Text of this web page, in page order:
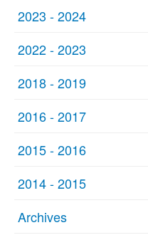
2023 - 2024
2022 - 2023
2018 - 2019
2016 - 2017
2015 - 2016
2014 - 2015
Archives